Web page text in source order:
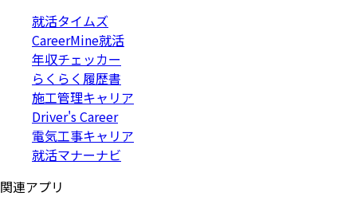
就活タイムズ
CareerMine就活
年収チェッカー
らくらく履歴書
施工管理キャリア
Driver's Career
電気工事キャリア
就活マナーナビ
関連アプリ